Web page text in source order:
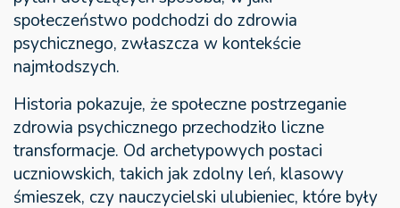
społeczeństwo podchodzi do zdrowia
psychicznego, zwłaszcza w kontekście
najmłodszych.
Historia pokazuje, że społeczne postrzeganie
zdrowia psychicznego przechodziło liczne
transformacje. Od archetypowych postaci
uczniowskich, takich jak zdolny leń, klasowy
śmieszek, czy nauczycielski ulubieniec, które były